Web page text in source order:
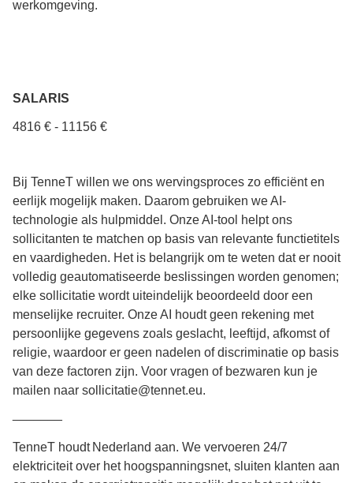
werkomgeving.
SALARIS
4816 € - 11156 €
Bij TenneT willen we ons wervingsproces zo efficiënt en
eerlijk mogelijk maken. Daarom gebruiken we AI-
technologie als hulpmiddel. Onze AI-tool helpt ons
sollicitanten te matchen op basis van relevante functietitels
en vaardigheden. Het is belangrijk om te weten dat er nooit
volledig geautomatiseerde beslissingen worden genomen;
elke sollicitatie wordt uiteindelijk beoordeeld door een
menselijke recruiter. Onze AI houdt geen rekening met
persoonlijke gegevens zoals geslacht, leeftijd, afkomst of
religie, waardoor er geen nadelen of discriminatie op basis
van deze factoren zijn. Voor vragen of bezwaren kun je
mailen naar sollicitatie@tennet.eu.
TenneT houdt Nederland aan. We vervoeren 24/7
elektriciteit over het hoogspanningsnet, sluiten klanten aan